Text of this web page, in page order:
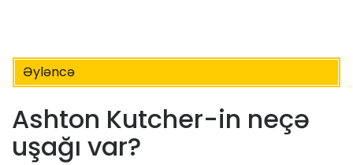
Əyləncə
Ashton Kutcher-in neçə
uşağı var?